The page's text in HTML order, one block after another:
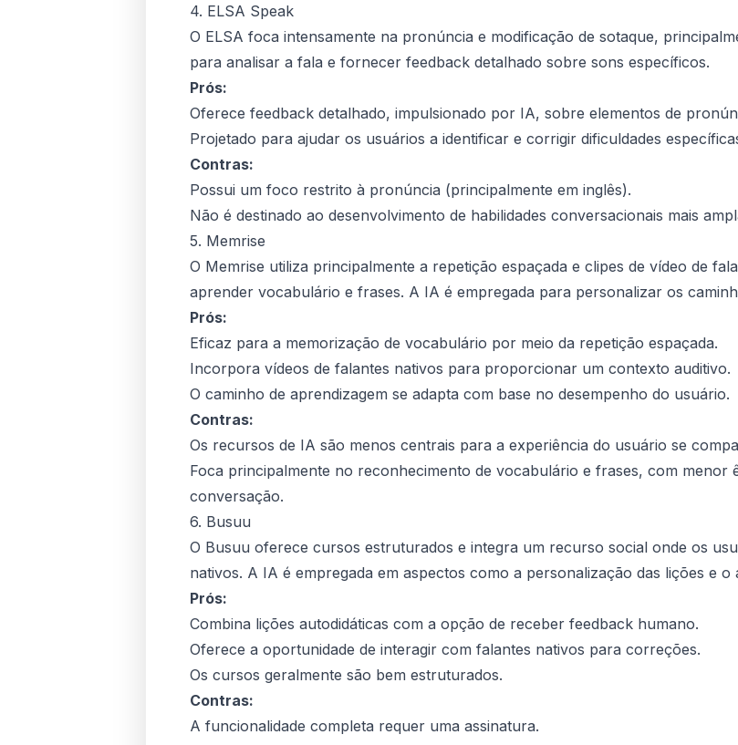
4. ELSA Speak
O ELSA foca intensamente na pronúncia e modificação de sotaque,
para analisar a fala e fornecer feedback detalhado sobre sons específicos.
Prós:
Oferece feedback detalhado, impulsionado por IA, sobre elementos de
Projetado para ajudar os usuários a identificar e corrigir dificuldades
Contras:
Possui um foco restrito à pronúncia (principalmente em inglês).
Não é destinado ao desenvolvimento de habilidades conversacionais mais
5. Memrise
O Memrise utiliza principalmente a repetição espaçada e clipes de vídeo de
aprender vocabulário e frases. A IA é empregada para personalizar os
Prós:
Eficaz para a memorização de vocabulário por meio da repetição espaçada.
Incorpora vídeos de falantes nativos para proporcionar um contexto auditivo.
O caminho de aprendizagem se adapta com base no desempenho do usuário.
Contras:
Os recursos de IA são menos centrais para a experiência do usuário se
Foca principalmente no reconhecimento de vocabulário e frases, com menor
conversação.
6. Busuu
O Busuu oferece cursos estruturados e integra um recurso social onde os
nativos. A IA é empregada em aspectos como a personalização das lições e o
Prós:
Combina lições autodidáticas com a opção de receber feedback humano.
Oferece a oportunidade de interagir com falantes nativos para correções.
Os cursos geralmente são bem estruturados.
Contras:
A funcionalidade completa requer uma assinatura.